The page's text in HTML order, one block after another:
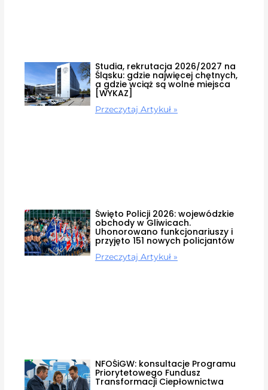
Studia, rekrutacja 2026/2027 na
Śląsku: gdzie najwięcej chętnych,
a gdzie wciąż są wolne miejsca
[WYKAZ]
Przeczytaj Artykuł »
Święto Policji 2026: wojewódzkie
obchody w Gliwicach.
Uhonorowano funkcjonariuszy i
przyjęto 151 nowych policjantów
Przeczytaj Artykuł »
NFOŚiGW: konsultacje Programu
Priorytetowego Fundusz
Transformacji Ciepłownictwa